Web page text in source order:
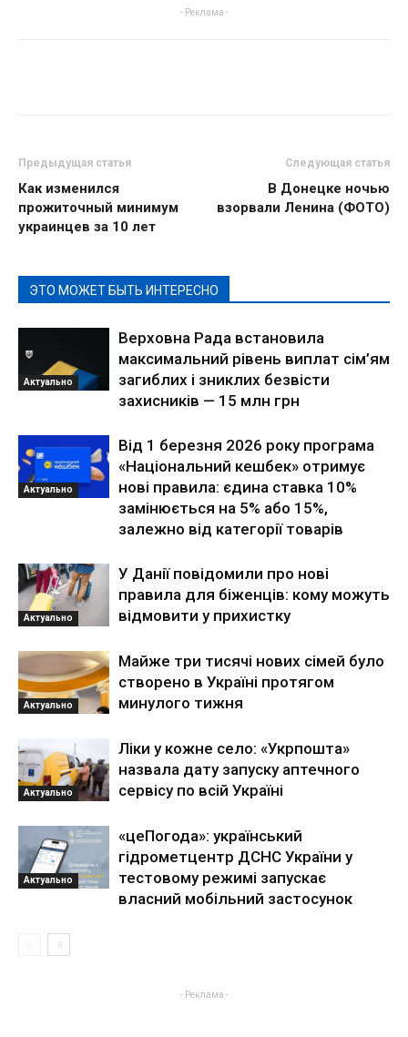
- Реклама -
Предыдущая статья
Как изменился
прожиточный минимум
украинцев за 10 лет
Следующая статья
В Донецке ночью
взорвали Ленина (ФОТО)
ЭТО МОЖЕТ БЫТЬ ИНТЕРЕСНО
Актуально
Верховна Рада встановила
максимальний рівень виплат сім’ям
загиблих і зниклих безвісти
захисників — 15 млн грн
Актуально
Від 1 березня 2026 року програма
«Національний кешбек» отримує
нові правила: єдина ставка 10%
замінюється на 5% або 15%,
залежно від категорії товарів
Актуально
У Данії повідомили про нові
правила для біженців: кому можуть
відмовити у прихистку
Актуально
Майже три тисячі нових сімей було
створено в Україні протягом
минулого тижня
Актуально
Ліки у кожне село: «Укрпошта»
назвала дату запуску аптечного
сервісу по всій Україні
Актуально
«цеПогода»: український
гідрометцентр ДСНС України у
тестовому режимі запускає
власний мобільний застосунок
- Реклама -